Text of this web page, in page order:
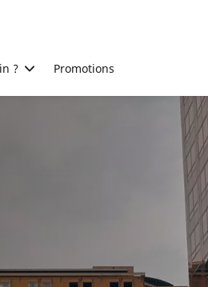
? Promotions